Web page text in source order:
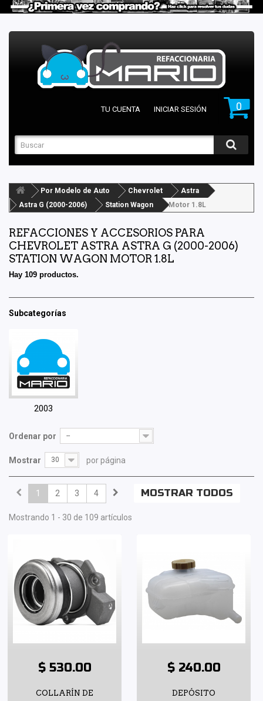
0
TU CUENTA INICIAR SESIÓN
Por Modelo de Auto Chevrolet
Astra
Astra G (2000-2006)
Station Wagon Motor 1.8L
REFACCIONES Y ACCESORIOS PARA
CHEVROLET ASTRA ASTRA G (2000-2006)
STATION WAGON MOTOR 1.8L
Hay 109 productos.
Subcategorías
2003
Ordenar por --
Mostrar 30 por página
MOSTRAR TODOS
1 2 3 4
Mostrando 1 - 30 de 109 artículos
$ 530.00
COLLARÍN DE
$ 240.00
DEPÓSITO